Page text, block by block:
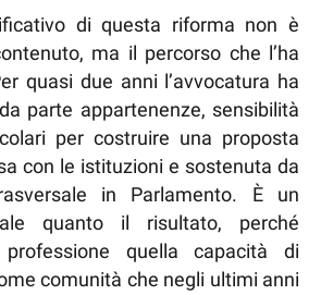
di questa riforma non è
ma il percorso che l’ha
quasi due anni l’avvocatura ha
parte appartenenze, sensibilità
per costruire una proposta
con le istituzioni e sostenuta da
in Parlamento. È un
quanto il risultato, perché
quella capacità di
comunità che negli ultimi anni